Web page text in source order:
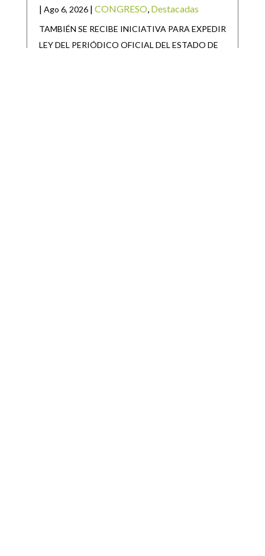
| Ago 6, 2026 | CONGRESO, Destacadas
TAMBIÉN SE RECIBE INICIATIVA PARA EXPEDIR
LEY DEL PERIÓDICO OFICIAL DEL ESTADO DE